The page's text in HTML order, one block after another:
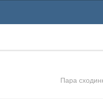
Пара